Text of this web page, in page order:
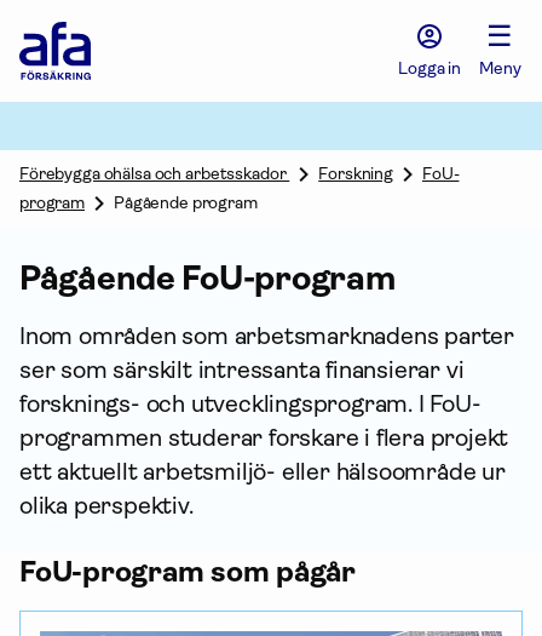
Försäkring
Logga in
☰
Meny
Förebygga ohälsa och arbetsskador Forskning
FoU-
program
Pågående program
Pågående FoU-program
Inom områden som arbets­marknadens parter
ser som särskilt intressanta finansierar vi
forsknings- och utvecklingsprogram. I FoU-
programmen studerar forskare i flera ­projekt
ett aktuellt arbetsmiljö- eller hälsoområde ur
olika perspektiv.
FoU-program som pågår